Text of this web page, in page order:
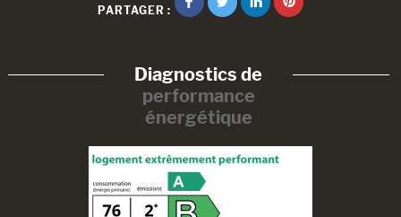
PARTAGER :
Diagnostics de
performance
énergétique